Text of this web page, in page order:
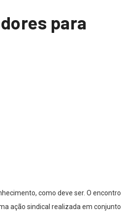
para
como deve ser. O encontro
ação sindical realizada em conjunto